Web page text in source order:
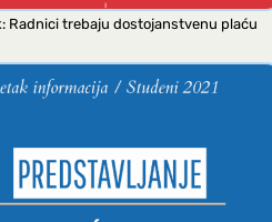
Radnici trebaju dostojanstvenu plaću